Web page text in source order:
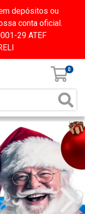
depósitos ou
conta oficial.
29 ATEF
0